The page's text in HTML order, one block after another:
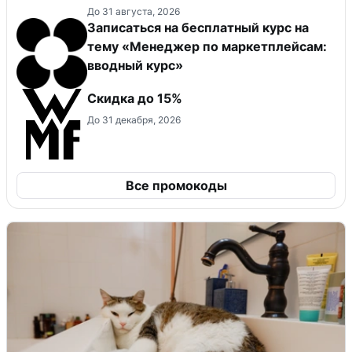
(включительно).
До 31 августа, 2026
Записаться на бесплатный курс на
тему «Менеджер по маркетплейсам:
вводный курс»
Скидка до 15%
До 31 декабря, 2026
Все промокоды